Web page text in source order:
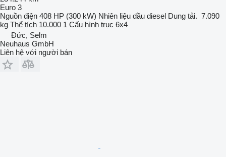
Euro 3
Nguồn điện 408 HP (300 kW) Nhiên liệu dầu diesel Dung tải. 7.090
kg Thể tích 10.000 1 Cấu hình trục 6x4
Đức, Selm
Neuhaus GmbH
Liên hệ với người bán